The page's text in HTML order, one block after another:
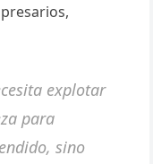
explotar
para
sino